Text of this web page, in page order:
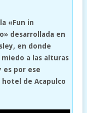
«Fun in
desarrollada en
en donde
a las alturas
es por ese
de Acapulco